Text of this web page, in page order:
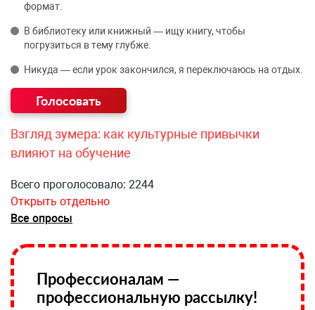
формат.
В библиотеку или книжный — ищу книгу, чтобы
погрузиться в тему глубже.
Никуда — если урок закончился, я переключаюсь на отдых.
Взгляд зумера: как культурные привычки
влияют на обучение
Всего проголосовало: 2244
Открыть отдельно
Все опросы
Профессионалам —
профессиональную рассылку!